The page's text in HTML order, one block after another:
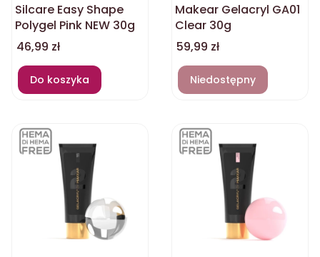
Silcare Easy Shape
Polygel Pink NEW 30g
Cena
46,99 zł
Do koszyka
Makear Gelacryl GA01
Clear 30g
Cena
59,99 zł
Niedostępny